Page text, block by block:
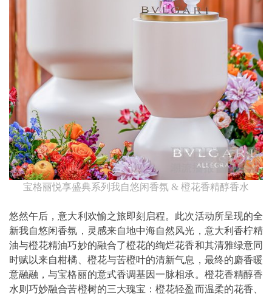
宝格丽悦享盛典系列我自悠闲香氛 & 橙花香精醇香水
悠然午后，意大利欢愉之旅即刻启程。此次活动所呈现的全
新我自悠闲香氛，灵感来自地中海自然风光，意大利香柠精
油与橙花精油巧妙的融合了橙花的绚烂花香和其清雅绿意同
时赋以来自柑橘、橙花与苦橙叶的清新气息，最终的麝香暖
意融融，与宝格丽的意式香调基因一脉相承。橙花香精醇香
水则巧妙融合苦橙树的三大瑰宝：橙花轻盈而温柔的花香、